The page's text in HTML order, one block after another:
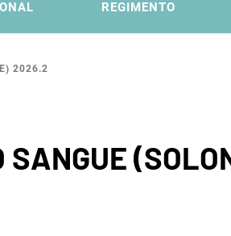
REGIMENTO
2026.2
SANGUE